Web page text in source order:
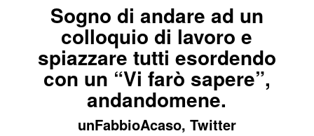
Sogno di andare ad un
colloquio di lavoro e
spiazzare tutti esordendo
con un “Vi farò sapere”,
andandomene.
unFabbioAcaso, Twitter